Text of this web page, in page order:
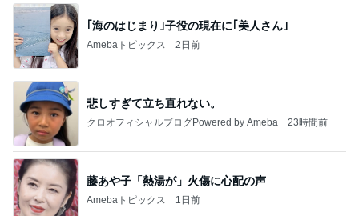
｢海のはじまり｣子役の現在に｢美人さん｣
Amebaトピックス 2日前
悲しすぎて立ち直れない。
クロオフィシャルブログPowered by Ameba 23時間前
藤あや子「熱湯が」火傷に心配の声
Amebaトピックス 1日前